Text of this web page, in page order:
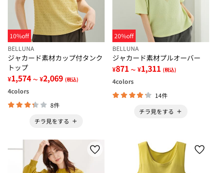
10%off
BELLUNA
ジャカード素材カップ付タンク
トップ
¥1,574 ～ ¥2,069 (税込)
4colors
8件
チラ見をする
20%off
BELLUNA
ジャカード素材プルオーバー
¥871 ～ ¥1,311 (税込)
4colors
14件
チラ見をする